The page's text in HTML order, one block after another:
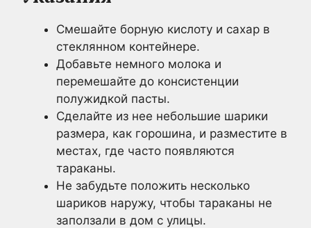
Смешайте борную кислоту и сахар в
стеклянном контейнере.
Добавьте немного молока и
перемешайте до консистенции
полужидкой пасты.
Сделайте из нее небольшие шарики
размера, как горошина, и разместите в
местах, где часто появляются
тараканы.
Не забудьте положить несколько
шариков наружу, чтобы тараканы не
заползали в дом с улицы.